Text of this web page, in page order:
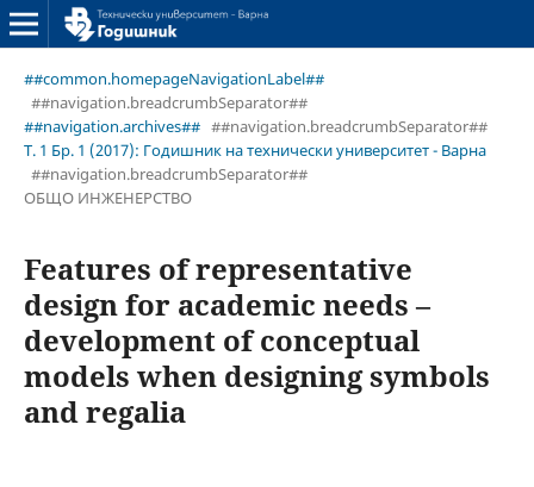
##common.homepageNavigationLabel##
##navigation.breadcrumbSeparator##
##navigation.archives## ##navigation.breadcrumbSeparator##
Т. 1 Бр. 1 (2017): Годишник на технически университет - Варна
##navigation.breadcrumbSeparator##
ОБЩО ИНЖЕНЕРСТВО
Features of representative
design for academic needs –
development of conceptual
models when designing symbols
and regalia